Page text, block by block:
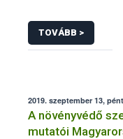
TOVÁBB >
2019. szeptember 13,
A növényvédő
mutatói